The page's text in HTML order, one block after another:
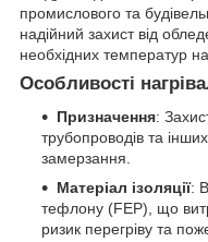
промислового та
надійний захист від
необхідних температур
Особливості
Призначення:
трубопроводів та
замерзання.
Матеріал ізоляції:
тефлону (FEP), що
ризик перегріву та